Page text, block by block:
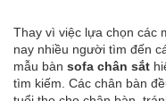
Thay vì việc lựa chọn các
nay nhiều người tìm đến
mẫu bàn sofa chân sắt
tìm kiếm. Các chân bàn